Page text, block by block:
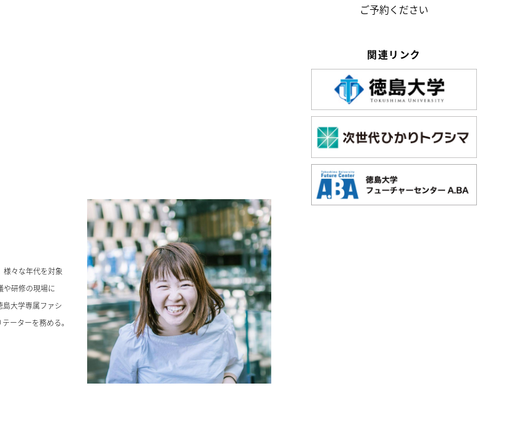
様々な年代を対象
や研修の現場に
大学専属ファシ
ーターを務める。
ご予約ください
関連リンク